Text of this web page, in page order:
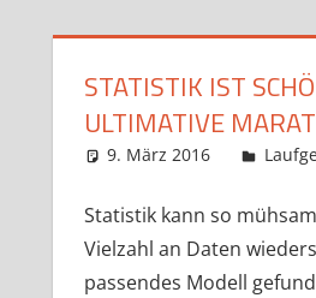
STATISTIK IST
ULTIMATIVE
9. März 2016
Statistik kann so
Vielzahl an Daten
passendes Modell